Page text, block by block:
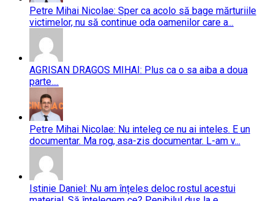
Petre Mihai Nicolae: Sper ca acolo să bage mărturiile
victimelor, nu să continue oda oamenilor care a...
AGRISAN DRAGOS MIHAI: Plus ca o sa aiba a doua
parte....
Petre Mihai Nicolae: Nu inteleg ce nu ai inteles. E un
documentar. Ma rog, asa-zis documentar. L-am v...
Istinie Daniel: Nu am înțeles deloc rostul acestui